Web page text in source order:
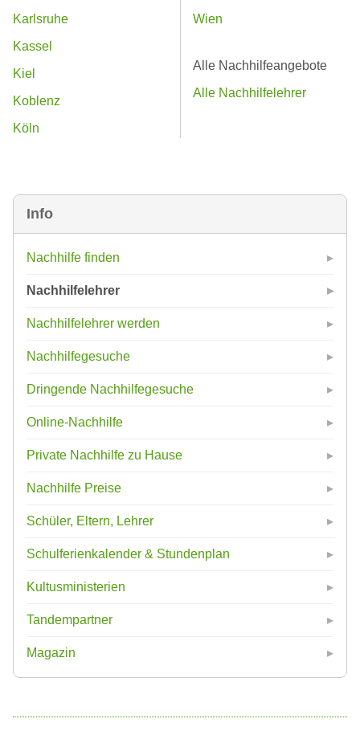
Info
Nachhilfe finden
Nachhilfelehrer
Nachhilfelehrer werden
Nachhilfegesuche
Dringende Nachhilfegesuche
Online-Nachhilfe
Private Nachhilfe zu Hause
Nachhilfe Preise
Schüler, Eltern, Lehrer
Schulferienkalender & Stundenplan
Kultusministerien
Tandempartner
Magazin
Karlsruhe
Kassel
Kiel
Koblenz
Köln
Wien
Alle Nachhilfeangebote
Alle Nachhilfelehrer